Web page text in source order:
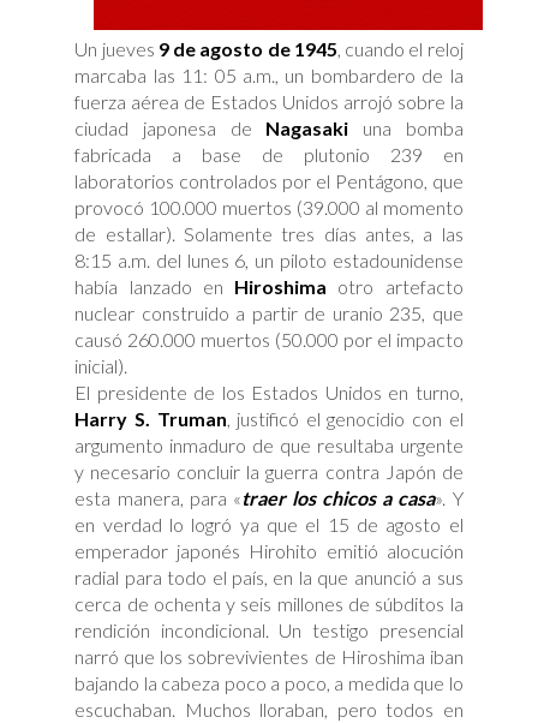
Un jueves 9 de agosto de 1945, cuando el reloj
marcaba las 11: 05 a.m., un bombardero de la
fuerza aérea de Estados Unidos arrojó sobre la
ciudad japonesa de Nagasaki una bomba
fabricada a base de plutonio 239 en
laboratorios controlados por el Pentágono, que
provocó 100.000 muertos (39.000 al momento
de estallar). Solamente tres días antes, a las
8:15 a.m. del lunes 6, un piloto estadounidense
había lanzado en Hiroshima otro artefacto
nuclear construido a partir de uranio 235, que
causó 260.000 muertos (50.000 por el impacto
inicial).
El presidente de los Estados Unidos en turno,
Harry S. Truman, justificó el genocidio con el
argumento inmaduro de que resultaba urgente
y necesario concluir la guerra contra Japón de
esta manera, para «traer los chicos a casa». Y
en verdad lo logró ya que el 15 de agosto el
emperador japonés Hirohito emitió alocución
radial para todo el país, en la que anunció a sus
cerca de ochenta y seis millones de súbditos la
rendición incondicional. Un testigo presencial
narró que los sobrevivientes de Hiroshima iban
bajando la cabeza poco a poco, a medida que lo
escuchaban. Muchos lloraban, pero todos en